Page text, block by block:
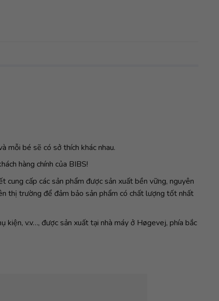
mỗi bé sẽ có sở thích khác nhau.
hàng chính của BIBS!
cấp các sản phẩm được sản xuất bền vững, nguyên
thị trường để đảm bảo sản phẩm có chất lượng tốt nhất
kiện, v.v…, được sản xuất tại nhà máy ở Høgevej, phía bắc